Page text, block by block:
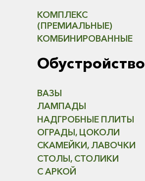
КОМПЛЕКС
(ПРЕМИАЛЬНЫЕ)
КОМБИНИРОВАННЫЕ
Обустройство
ВАЗЫ
ЛАМПАДЫ
НАДГРОБНЫЕ ПЛИТЫ
ОГРАДЫ, ЦОКОЛИ
СКАМЕЙКИ, ЛАВОЧКИ
СТОЛЫ, СТОЛИКИ
С АРКОЙ